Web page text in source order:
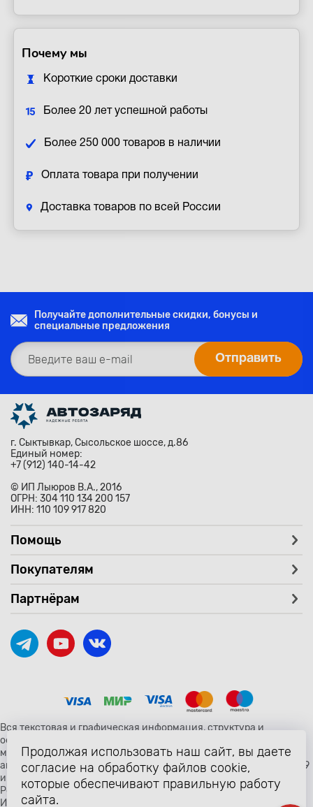
Почему мы
Короткие сроки доставки
Более 20 лет успешной работы
Более 250 000 товаров в наличии
Оплата товара при получении
Доставка товаров по всей России
Получайте дополнительные скидки, бонусы и
специальные предложения
г. Сыктывкар, Сысольское шоссе, д.86
Единый номер:
+7 (912) 140-14-42
© ИП Лыюров В.А., 2016
ОГРН: 304 110 134 200 157
ИНН: 110 109 917 820
Помощь
Покупателям
Партнёрам
Вся текстовая и графическая информация, структура и
оформление страницы avtozaryad.ru защищены российскими и
международными законами и соглашениями об охране
авторских прав и интеллектуальной собственности (статьи 1259
и 1260 главы 70 «Авторское право» Гражданского Кодекса
Российской Федерации от 18 декабря 2006 года N 230-ФЗ).
Использование любых материалов сайта разрешено только с
Продолжая использовать наш сайт, вы даете
согласие на обработку файлов cookie,
которые обеспечивают правильную работу
сайта.